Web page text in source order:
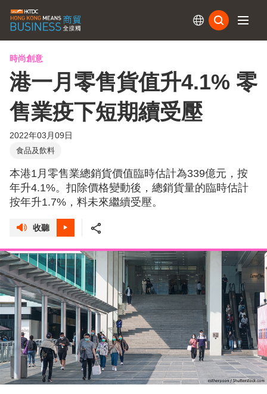
時尚創意
港一月零售貨值升4.1% 零
售業疫下短期續受壓
2022年03月09日
食品及飲料
本港1月零售業總銷貨價值臨時估計為339億元，按
年升4.1%。扣除價格變動後，總銷貨量的臨時估計
按年升1.7%，料未來繼續受壓。
收聽